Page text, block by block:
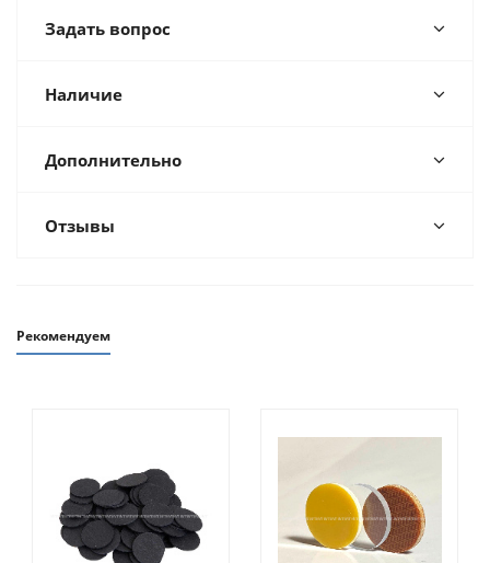
Задать вопрос
Наличие
Дополнительно
Отзывы
Рекомендуем